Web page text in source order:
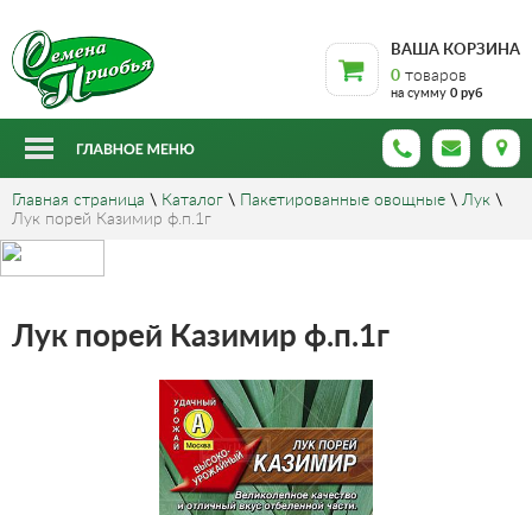
ВАША КОРЗИНА
0 товаров
на сумму 0 руб
Главная страница \ Каталог \ Пакетированные овощные \ Лук \
Лук порей Казимир ф.п.1г
Лук порей Казимир ф.п.1г